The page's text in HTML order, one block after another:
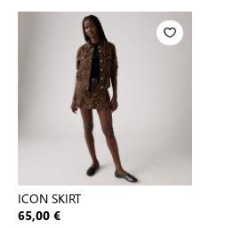
ICON SKIRT
65,00 €